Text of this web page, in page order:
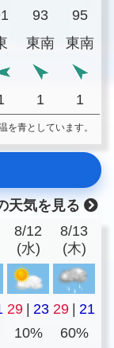
93
95
東南 東南
1 1
青としています。
天気を見る
8/12
(水)
8/13
(木)
29 | 23 29 | 21
10% 60%